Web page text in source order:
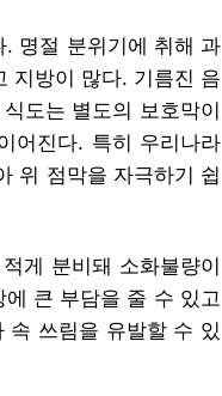
명절 분위기에 취해 과
지방이 많다. 기름진 음
도는 별도의 보호막이
어진다. 특히 우리나라
위 점막을 자극하기 쉽
게 분비돼 소화불량이
큰 부담을 줄 수 있고
속 쓰림을 유발할 수 있